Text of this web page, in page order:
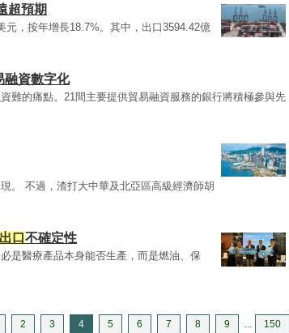
超預期
元，按年增長18.7%。其中，出口3594.42億
融資數字化
難的痛點。21間主要提供貿易融資服務的銀行將積極參與先
。 不過，渣打大中華及北亞區高級經濟師胡
口 不確定性
是醫療產品本身能否生產，而是燃油、保
2 3 4 5 6 7 8 9 ... 150